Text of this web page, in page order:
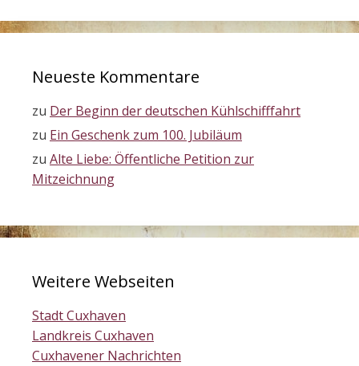
Neueste Kommentare
zu Der Beginn der deutschen Kühlschifffahrt
zu Ein Geschenk zum 100. Jubiläum
zu Alte Liebe: Öffentliche Petition zur
Mitzeichnung
Weitere Webseiten
Stadt Cuxhaven
Landkreis Cuxhaven
Cuxhavener Nachrichten